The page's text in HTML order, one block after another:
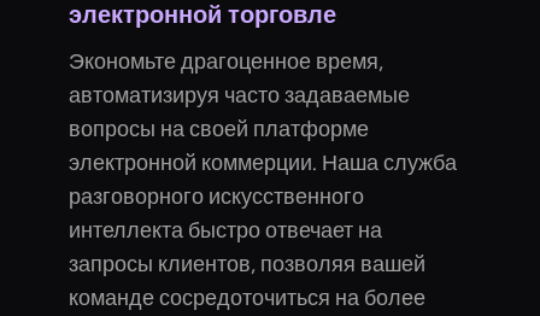
электронной торговле
Экономьте драгоценное время,
автоматизируя часто задаваемые
вопросы на своей платформе
электронной коммерции. Наша служба
разговорного искусственного
интеллекта быстро отвечает на
запросы клиентов, позволяя вашей
команде сосредоточиться на более